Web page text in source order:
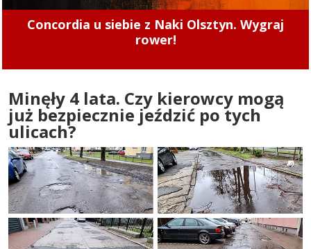
Concordia u siebie z Naki Olsztyn. Wygraj
rower!
Minęły 4 lata. Czy kierowcy mogą
już bezpiecznie jeździć po tych
ulicach?